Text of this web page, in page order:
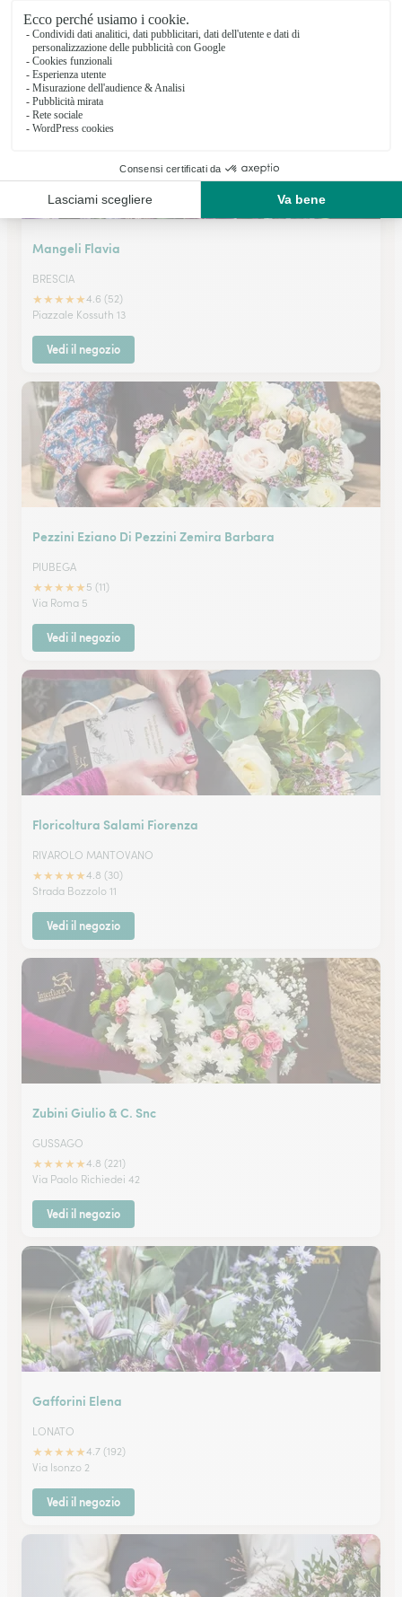
★ 4.5 (42)
Via Ombrianello 2
Vedi il negozio
Mangeli Flavia
BRESCIA
★★★★★4.6 (52)
Piazzale Kossuth 13
Vedi il negozio
Pezzini Eziano Di Pezzini Zemira Barbara
PIUBEGA
★★★★★ 5 (11)
Via Roma 5
Vedi il negozio
Floricoltura Salami Fiorenza
RIVAROLO MANTOVANO
★★★★★4.8 (30)
Strada Bozzolo 11
Vedi il negozio
Zubini Giulio & C. Snc
GUSSAGO
★★★★★4.8 (221)
Via Paolo Richiedei 42
Vedi il negozio
Gafforini Elena
LONATO
★★★★★4.7 (192)
Via Isonzo 2
Vedi il negozio